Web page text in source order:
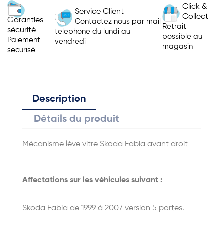
Garanties
sécurité
Paiement
securisé
Service Client
Contactez nous par mail
telephone du lundi au
vendredi
Click &
Collect
Retrait
possible au
magasin
Description
Détails du produit
Mécanisme lève vitre Skoda Fabia avant droit
Affectations sur les véhicules suivant :
Skoda Fabia de 1999 à 2007 version 5 portes.